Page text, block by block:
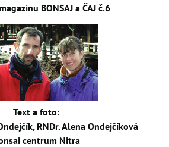
BONSAJ a ČAJ č.6
Text a foto:
RNDr. Alena Ondejčíková
centrum Nitra